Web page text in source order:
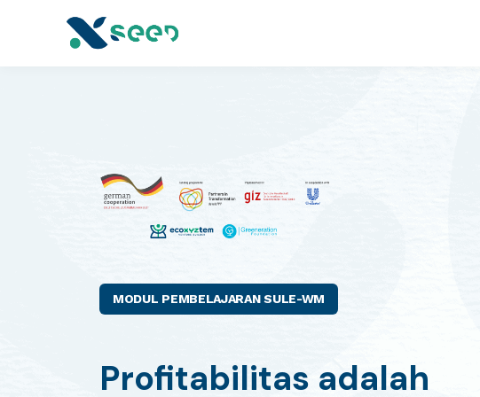
MODUL PEMBELAJARAN SULE-WM
Profitabilitas adalah